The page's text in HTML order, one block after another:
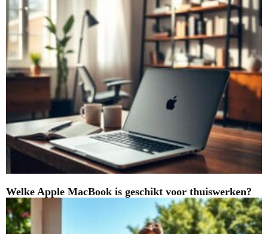
Welke Apple MacBook is geschikt voor thuiswerken?